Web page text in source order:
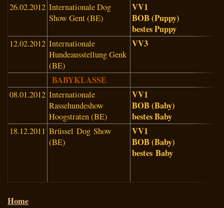
26.02.2012 Internationale Dog
Show Gent (BE)
VV1
BOB (Puppy)
bestes Puppy
12.02.2012 Internationale
Hundeausstellung Genk
(BE)
VV3
BABYKLASSE
08.01.2012 Internationale
Rassehundeshow
Hoogstraten (BE)
VV1
BOB (Baby)
bestes Baby
18.12.2011 Brüssel Dog Show
(BE)
VV1
BOB (Baby)
bestes Baby
Home